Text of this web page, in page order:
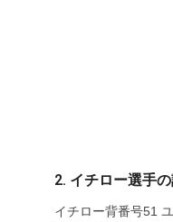
2. イチロー選手
イチロー背番号51